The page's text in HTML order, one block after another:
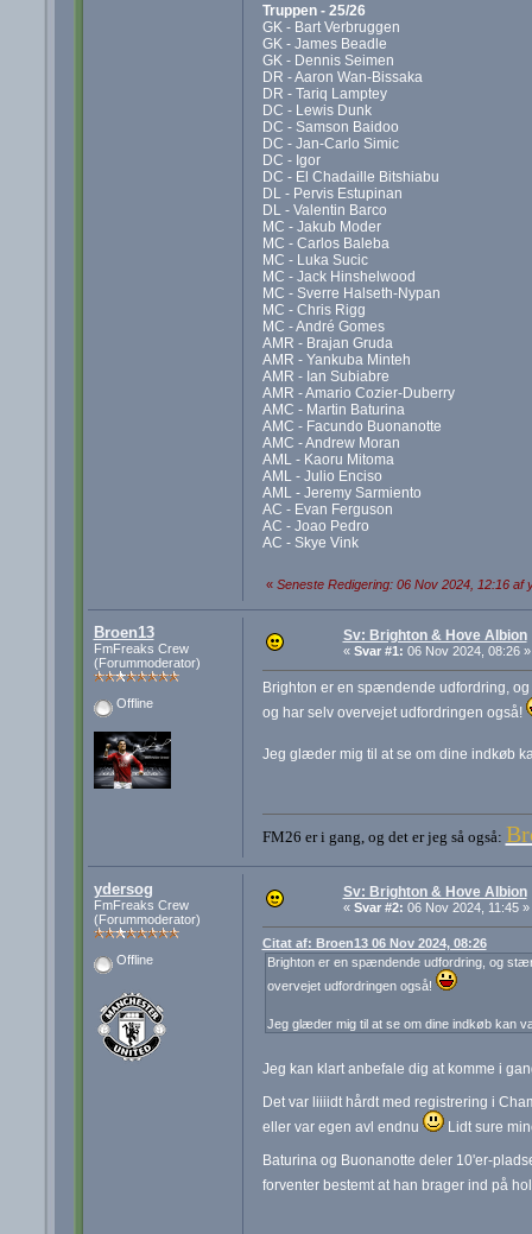
Truppen - 25/26
GK - Bart Verbruggen
GK - James Beadle
GK - Dennis Seimen
DR - Aaron Wan-Bissaka
DR - Tariq Lamptey
DC - Lewis Dunk
DC - Samson Baidoo
DC - Jan-Carlo Simic
DC - Igor
DC - El Chadaille Bitshiabu
DL - Pervis Estupinan
DL - Valentin Barco
MC - Jakub Moder
MC - Carlos Baleba
MC - Luka Sucic
MC - Jack Hinshelwood
MC - Sverre Halseth-Nypan
MC - Chris Rigg
MC - André Gomes
AMR - Brajan Gruda
AMR - Yankuba Minteh
AMR - Ian Subiabre
AMR - Amario Cozier-Duberry
AMC - Martin Baturina
AMC - Facundo Buonanotte
AMC - Andrew Moran
AML - Kaoru Mitoma
AML - Julio Enciso
AML - Jeremy Sarmiento
AC - Evan Ferguson
AC - Joao Pedro
AC - Skye Vink
« Seneste Redigering: 06 Nov 2024, 12:16 af
Broen13
FmFreaks Crew
(Forummoderator)
Offline
Sv: Brighton & Hove Albion
« Svar #1: 06 Nov 2024, 08:26 »
Brighton er en spændende udfordring,
og har selv overvejet udfordringen også!
Jeg glæder mig til at se om dine indkøb
FM26 er i gang, og det er jeg så også:
ydersog
FmFreaks Crew
(Forummoderator)
Offline
Sv: Brighton & Hove Albion
« Svar #2: 06 Nov 2024, 11:45 »
Citat af: Broen13 06 Nov 2024, 08:26
Brighton er en spændende udfordring, og
overvejet udfordringen også!
Jeg glæder mig til at se om dine indkøb kan
Jeg kan klart anbefale dig at komme i
Det var liiiidt hårdt med registrering i
eller var egen avl endnu
Lidt sure
Baturina og Buonanotte deler 10'er-
forventer bestemt at han brager ind på